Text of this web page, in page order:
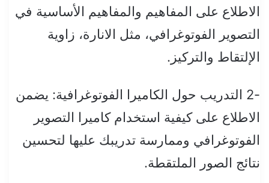
الاطلاع على المفاهيم والمفاهيم الأساسية في
التصوير الفوتوغرافي، مثل الانارة، زاوية
الإلتقاط والتركيز.
-2 التدريب حول الكاميرا الفوتوغرافية: يضمن
الاطلاع على كيفية استخدام كاميرا التصوير
الفوتوغرافي وممارسة تدريبك عليها لتحسين
نتائج الصور الملتقطة.